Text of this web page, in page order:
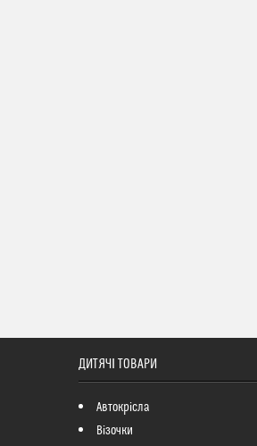
ДИТЯЧІ ТОВАРИ
Автокрісла
Візочки